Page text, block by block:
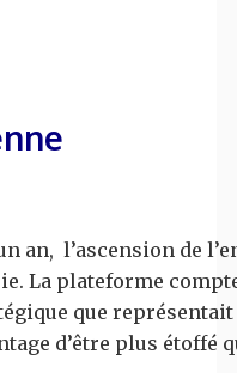
an, l’ascension de
La plateforme
que
d’être plus